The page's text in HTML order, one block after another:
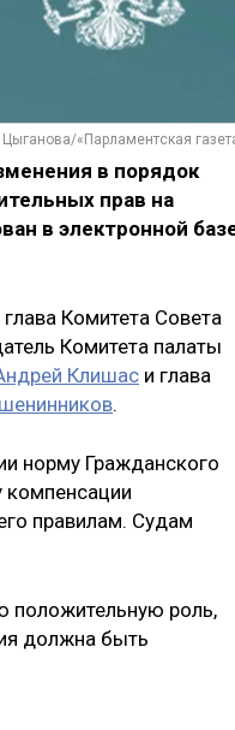
«Парламентская
в порядок
прав на
в электронной
глава Комитета Совета
Комитета палаты
Клишас и глава
.
норму Гражданского
компенсации
правилам. Судам
положительную роль,
должна быть